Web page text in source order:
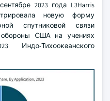
2023 года L3Harris
новую форму
спутниковой связи
обороны США на учениях
Индо-Тихоокеанского